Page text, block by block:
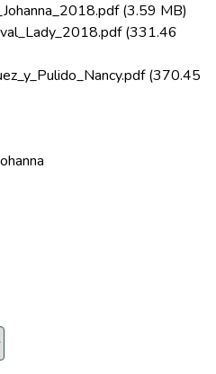
(3.59 MB)
(331.46
(370.45